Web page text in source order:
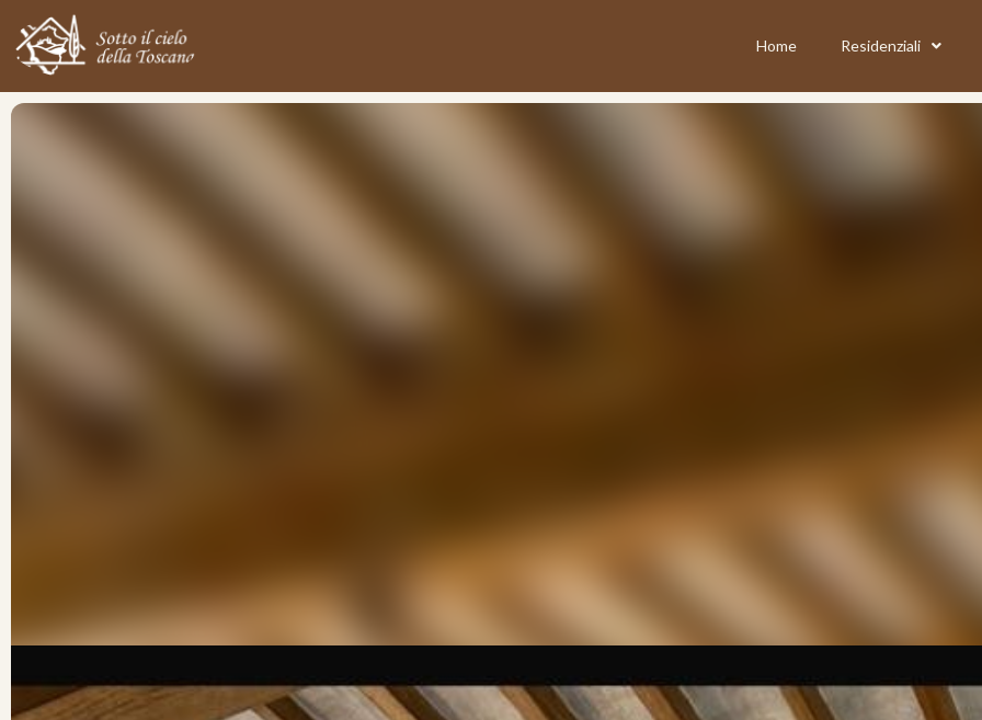
Home Residenziali